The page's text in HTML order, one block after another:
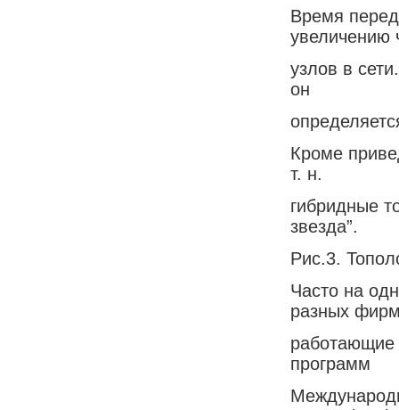
Время
увеличению
узлов в
он
Кроме
т. н.
гибридные
звезда”.
Рис.3.
Часто на
разных
работающие
программ